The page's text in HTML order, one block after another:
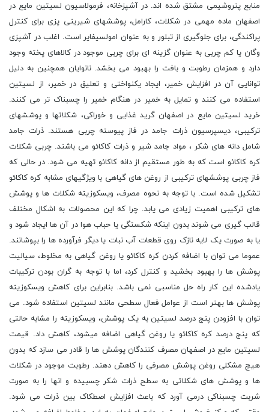
منابع پتروشیمی مشتق شده اند. در آشپزخانه، فرمولاسیون لسیتین مایع در
اصفهان ماده مهمی در شکلات، کارامل، پوششهای شیرینی پزی برای کنترل
پراکندگی، برای جلوگیری از تبلور و به عنوان امولسیفایر است. اغلب در آشپزی
وگان یا کم چربی به عنوان گزینه ای برای چربی موجود در کالاهای پخته وجود
دارد و همزمان رطوبت و بافت را بهبود می بخشد. نانوایان همچنین به دلیل
توانایی آن در افزایش خمیر، ایجاد یکنواختی و تعلیق در خمیر، از لسیتین
استفاده می کنند و تمایل به خمیر در هنگام خمیر را چسبناک تر می کنند.
خرید لسیتین مایع در اصفهان گرید غذایی و خوراکی، شکلاتها و پوششهای
ترکیبی، دیسپرسیون ذرات جامد در فاز پیوسته چربی هستند. ذرات جامد
شامل دانه های شکر ، مواد جامد شیر و ذرات کاکائو می باشند. چربی شکلات
کره کاکائو است که به طور مستقیم از دانه کاکائو تهیه می شود. در حالی که
فاز چربی پوششهای ترکیبی از روغن های گیاهی با ویژگیهای مشابه کره کاکائو
تشکیل شده است. با توجه به نحوه مصرف، ویسکوزیته شکلات ها و پوشش
های ترکیبی اهمیت زیادی می یابد. چرا که این محصولات به اشکال مختلف
قالب گیری می شوند بدون اینکه شکستگی یا حباب هوا در آن ها ایجاد شود و
یا به صورت یک لایه نازک روی قطعات آب نبات یا دیگر فرآورده ها را بپوشانند.
عموما می توان با اضافه کردن کره کاکائو یا روغن گیاهی به مخلوط، سیالیت
پوشش ها را بهبود بخشید و کنترل کرد، اما با توجه به گران بودن ترکیبات
یادشده این کار راه حل مناسبی نمی باشد. بنابراین برای کاهش ویسکوزیته
پوشش ها بهتر است از عوامل فعال سطحی مانند لسیتین استفاده شود. می
توان با افزودن پنج درصد لسیتین به یک پوشش، ویسکوزیته را مشابه حالتی
که پنج درصد کره کاکائو یا روغن گیاهی اضافه میشود، کاهش داد. قیمت
لسیتین مایع در اصفهان مصرف کنندگان پوشش ها را قادر می سازد که بدون
هیچ مشکلی روغن پوشش مصرفی را کاهش دهند. رطوبت موجود در شکلات
ها و پوشش های شکلاتی به سطح ذرات شکر چسبیده و انها را به صورت
شربت چسبناکی درمی آورد که باعث افزایش اصطکاک بین ذرات می شود.